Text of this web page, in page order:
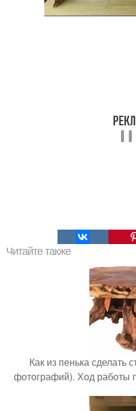
Читайте также
Как из пенька сделать
фотографий). Ход работы